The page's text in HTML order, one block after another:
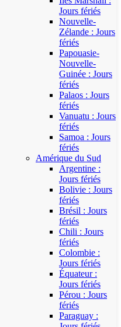
Jours fériés
Nouvelle-
Zélande : Jours
fériés
Papouasie-
Nouvelle-
Guinée : Jours
fériés
Palaos : Jours
fériés
Vanuatu : Jours
fériés
Samoa : Jours
fériés
Amérique du Sud
Argentine :
Jours fériés
Bolivie : Jours
fériés
Brésil : Jours
fériés
Chili : Jours
fériés
Colombie :
Jours fériés
Équateur :
Jours fériés
Pérou : Jours
fériés
Paraguay :